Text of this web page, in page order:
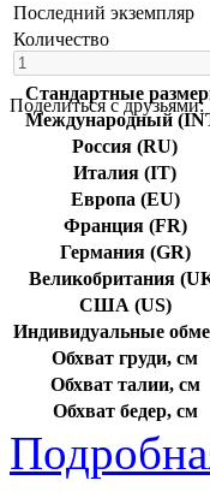
Последний экземпляр
Количество
Поделиться с друзьями:
Стандартные
Международный
Россия (RU)
Италия (IT)
Европа (EU)
Франция (FR)
Германия (GR)
Великобритания
США (US)
Индивидуальные
Обхват груди, см
Обхват талии, см
Обхват бедер, см